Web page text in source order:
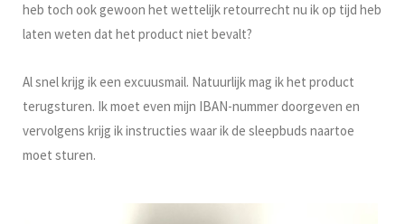
heb toch ook gewoon het wettelijk retourrecht nu ik op tijd heb
laten weten dat het product niet bevalt?
Al snel krijg ik een excuusmail. Natuurlijk mag ik het product
terugsturen. Ik moet even mijn IBAN-nummer doorgeven en
vervolgens krijg ik instructies waar ik de sleepbuds naartoe
moet sturen.